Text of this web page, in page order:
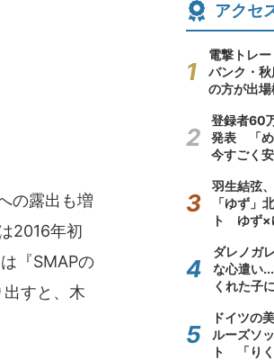
の露出も増
2016年初
『SMAPの
すと、木
アクセ
電撃トレ
バンク・
の方が出
登録者60
発表 「め
今すごく
羽生結弦
「ゆず」
ト ゆず×
ダレノガ
な心遣い
くれた子
ドイツの
ルーズソ
ト 「り